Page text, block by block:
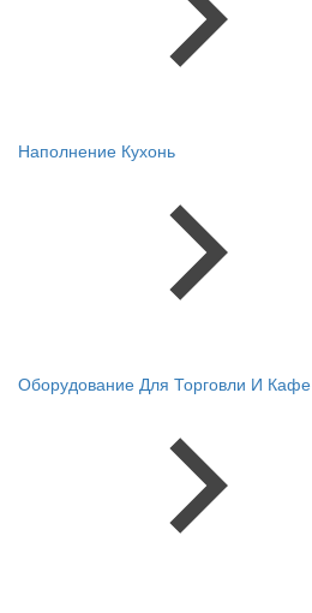
Наполнение Кухонь
Оборудование Для Торговли И Кафе